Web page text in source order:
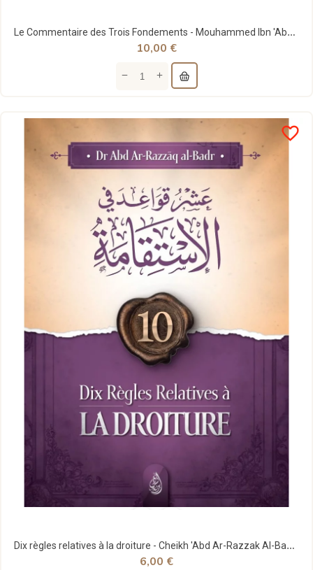
Le Commentaire des Trois Fondements - Mouhammed Ibn 'Abd Al-Wahab - Ibn Badis
10,00 €
favorite_border
Dix règles relatives à la droiture - Cheikh 'Abd Ar-Razzak Al-Badr - Ibn Badis
6,00 €